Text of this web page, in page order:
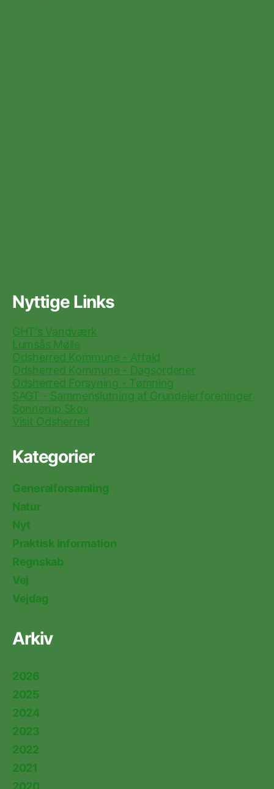
Nyttige Links
GHT's Vandværk
Lumsås Mølle
Odsherred Kommune - Affald
Odsherred Kommune - Dagsordener
Odsherred Forsyning - Tømning
SAGT - Sammenslutning af Grundejerforeninger
Sonnerup Skov
Visit Odsherred
Kategorier
Generalforsamling
Natur
Nyt
Praktisk information
Regnskab
Vej
Vejdag
Arkiv
2026
2025
2024
2023
2022
2021
2020